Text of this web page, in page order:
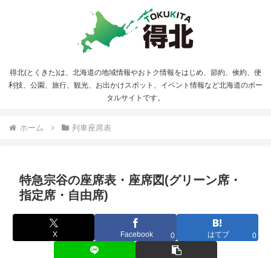
得北(とくきた)は、北海道の地域情報やおトク情報をはじめ、節約、倹約、便
利技、公園、旅行、観光、お出かけスポット、イベント情報など北海道のポー
タルサイトです。
ホーム 列車座席表
特急宗谷の座席表・座席図(グリーン席・
指定席・自由席)
X Facebook 0 はてブ 0